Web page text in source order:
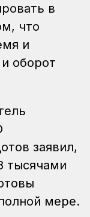
в
что
и
оборот
заявил,
тысячами
мере.